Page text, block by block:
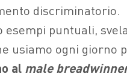
discriminatorio.
esempi puntuali,
usiamo ogni giorno
al male